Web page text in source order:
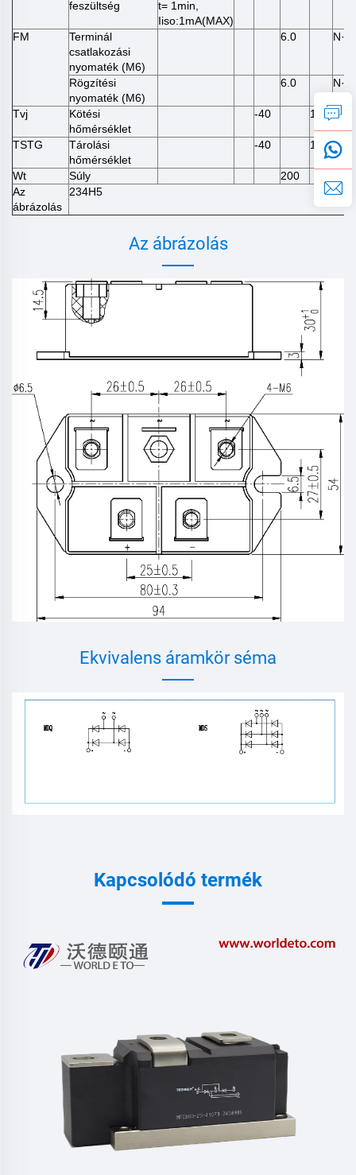
feszültség
t= 1min,
Iiso:1mA(MAX)
FM
Terminál
csatlakozási
nyomaték (M6)
6.0 N·m
Rögzítési
nyomaték (M6)
6.0 N·m
Tvj
Kötési
hőmérséklet
-40 150 ℃
TSTG
Tárolási
hőmérséklet
-40 125 ℃
Wt Súly 200
Az
ábrázolás
234H5
Az ábrázolás
Ekvivalens áramkör séma
Kapcsolódó termék